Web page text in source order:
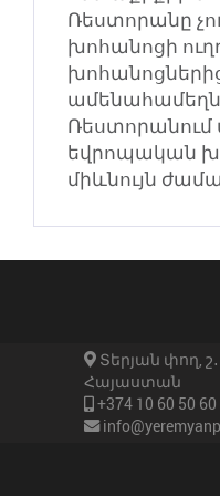
Ռեստորանը
խոհանոցի
ամենահամեղն
Ռեստորանում
եվրոպական
միևնույն
Տերյան փող,
Հայաստան
+374 10 60 50 60